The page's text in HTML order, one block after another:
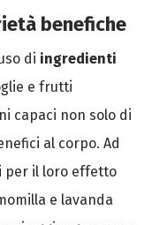
benefiche
di ingredienti
e frutti
capaci non solo di
al corpo. Ad
per il loro effetto
e lavanda